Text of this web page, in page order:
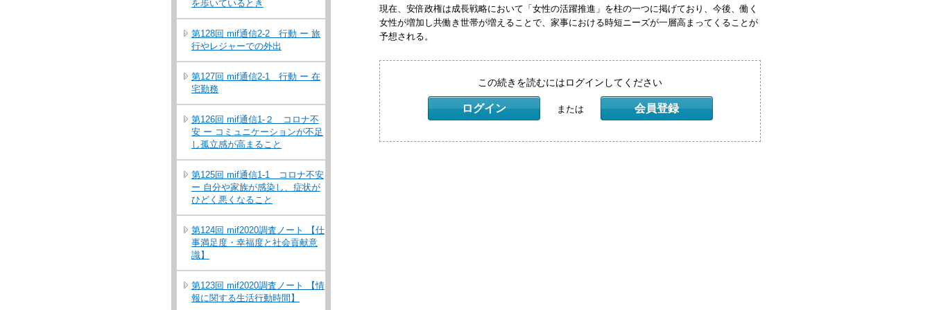
現在、安倍政権は成長戦略において「女性の活躍推進」を柱の一つに掲げており、今後、働く
女性が増加し共働き世帯が増えることで、家事における時短ニーズが一層高まってくることが
予想される。
この続きを読むにはログインしてください
ログイン または 会員登録
を歩いているとき
第128回 mif通信2-2 行動 ー 旅
行やレジャーでの外出
第127回 mif通信2-1 行動 ー 在
宅勤務
第126回 mif通信1-２ コロナ不
安 ー コミュニケーションが不足
し孤立感が高まること
第125回 mif通信1-1 コロナ不安
ー 自分や家族が感染し、症状が
ひどく悪くなること
第124回 mif2020調査ノート 【仕
事満足度・幸福度と社会貢献意
識】
第123回 mif2020調査ノート 【情
報に関する生活行動時間】